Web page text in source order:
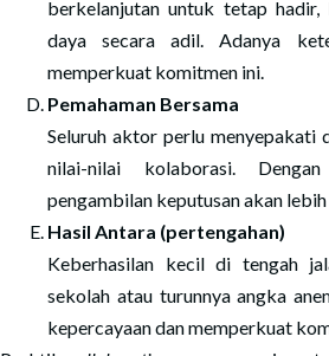
berkelanjutan untuk tetap
daya secara adil. Adanya
memperkuat komitmen ini.
Pemahaman Bersama
Seluruh aktor perlu menyepakati
nilai-nilai kolaborasi.
pengambilan keputusan akan
Hasil Antara (pertengahan)
Keberhasilan kecil di tengah
sekolah atau turunnya angka
kepercayaan dan memperkuat